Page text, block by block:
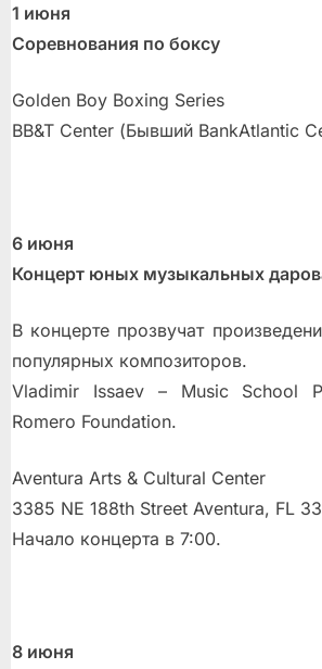
1 июня
Соревнования по боксу
Golden Boy Boxing Series
BB&T Center (Бывший BankAtlantic
6 июня
Концерт юных музыкальных
В концерте прозвучат
популярных композиторов.
Vladimir Issaev – Music School
Romero Foundation.
Aventura Arts & Cultural Center
3385 NE 188th Street Aventura, FL
Начало концерта в 7:00.
8 июня